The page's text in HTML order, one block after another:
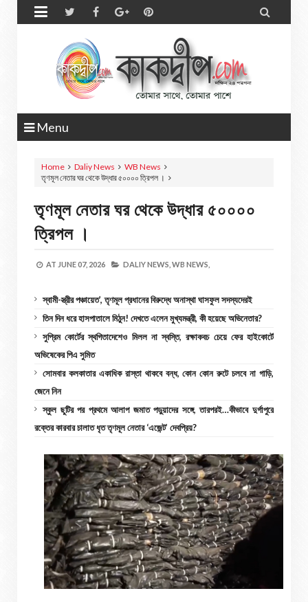
 
Menu
Home Daliy News
WB News
তৃণমূল নেতার ঘর থেকে উদ্ধার ৫০০০০ ত্রিপল ।
তৃণমূল নেতার ঘর থেকে উদ্ধার ৫০০০০
ত্রিপল ।
AT JUNE 07, 2026 DALIY NEWS, WB NEWS,
স্বামী-স্ত্রীর পঞ্চায়েত’, তৃণমূল প্রধানের বিরুদ্ধে অনাস্থা ঘাসফুল সদস্যদেরই
তিন দিন ধরে হাসপাতালে মিঠুন! দেখতে এলেন মুখ্যমন্ত্রী, কী হয়েছে অভিনেতার?
সুপ্রিম কোর্টের স্থগিতাদেশেও মিলল না স্বস্তি, রক্ষাকবচ চেয়ে ফের হাইকোর্টে
অভিষেকের পিএ সুমিত
সোমবার কলকাতার একাধিক রাস্তা থাকবে বন্ধ, কোন কোন রুটে চলবে না গাড়ি,
জেনে নিন
স্কুল ছুটির পর প্রথমে আলাপ জমাত পড়ুয়াদের সঙ্গে, তারপরই…কীভাবে দুর্গাপুরে
রক্তের কারবার চালাত ধৃত তৃণমূল নেতার ‘এজেন্ট’ দেবপ্রিয়?